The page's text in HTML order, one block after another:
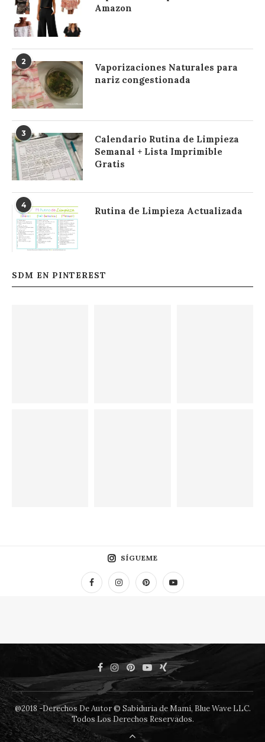
Amazon
2
Vaporizaciones Naturales para
nariz congestionada
3
Calendario Rutina de Limpieza
Semanal + Lista Imprimible
Gratis
4
Rutina de Limpieza Actualizada
SDM EN PINTEREST
SÍGUEME
@2018 -Derechos De Autor © Sabiduria de Mami, Blue Wave LLC.
Todos Los Derechos Reservados.